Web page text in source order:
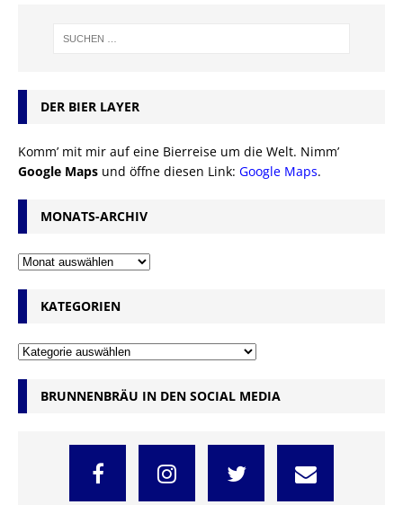
DER BIER LAYER
Komm’ mit mir auf eine Bierreise um die Welt. Nimm’
Google Maps und öffne diesen Link: Google Maps.
MONATS-ARCHIV
KATEGORIEN
BRUNNENBRÄU IN DEN SOCIAL MEDIA